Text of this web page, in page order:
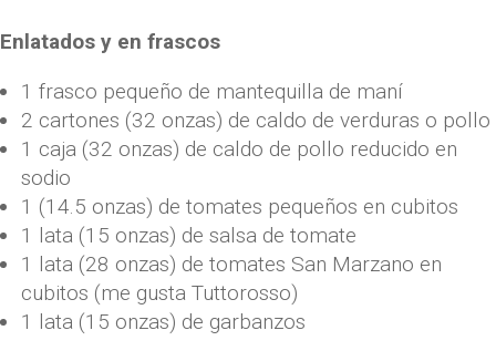
Enlatados y en frascos
1 frasco pequeño de mantequilla de maní
2 cartones (32 onzas) de caldo de verduras o pollo
1 caja (32 onzas) de caldo de pollo reducido en
sodio
1 (14.5 onzas) de tomates pequeños en cubitos
1 lata (15 onzas) de salsa de tomate
1 lata (28 onzas) de tomates San Marzano en
cubitos (me gusta Tuttorosso)
1 lata (15 onzas) de garbanzos